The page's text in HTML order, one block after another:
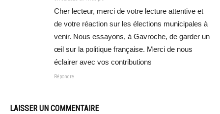
Cher lecteur, merci de votre lecture attentive et
de votre réaction sur les élections municipales à
venir. Nous essayons, à Gavroche, de garder un
œil sur la politique française. Merci de nous
éclairer avec vos contributions
Répondre
LAISSER UN COMMENTAIRE